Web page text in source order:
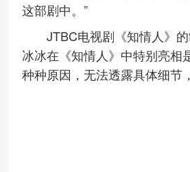
这部剧中。”
JTBC电视剧《知情人》
冰冰在《知情人》中特别亮相
种种原因，无法透露具体细节